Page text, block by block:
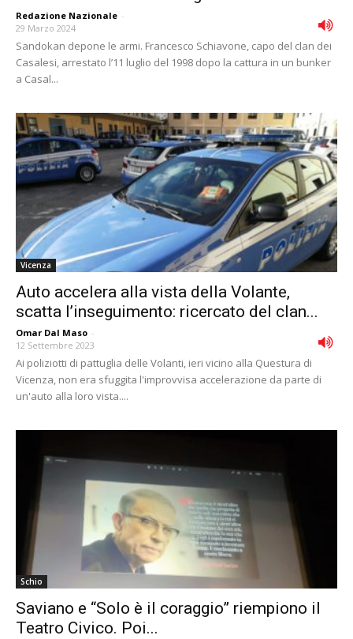
Redazione Nazionale -
29 Marzo 2024
Sandokan depone le armi. Francesco Schiavone, capo del clan dei
Casalesi, arrestato l’11 luglio del 1998 dopo la cattura in un bunker
a Casal...
Vicenza
Auto accelera alla vista della Volante,
scatta l’inseguimento: ricercato del clan...
Omar Dal Maso -
12 Settembre 2023
Ai poliziotti di pattuglia delle Volanti, ieri vicino alla Questura di
Vicenza, non era sfuggita l'improvvisa accelerazione da parte di
un'auto alla loro vista....
Schio
Saviano e “Solo è il coraggio” riempiono il
Teatro Civico. Poi...